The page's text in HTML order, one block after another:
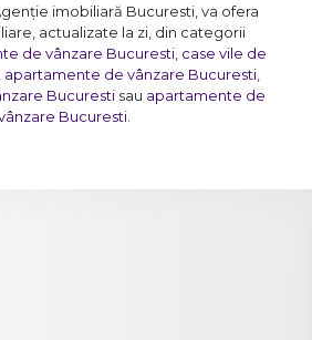
imobiliară Bucuresti, va ofera
actualizate la zi, din categorii
de vânzare Bucuresti case vile de
apartamente de vânzare Bucuresti
Bucuresti sau apartamente de
Bucuresti